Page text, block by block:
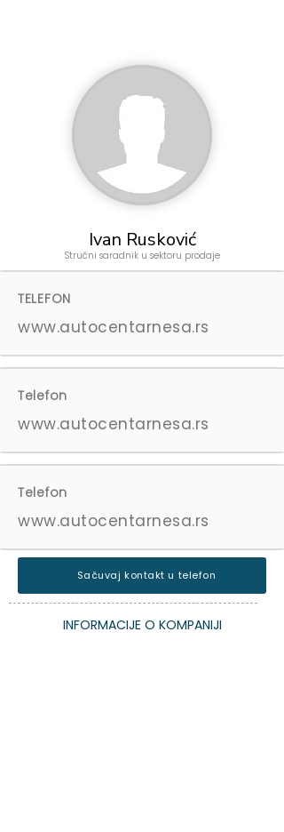
Ivan Rusković
Stručni saradnik u sektoru prodaje
TELEFON
www.autocentarnesa.rs
Telefon
www.autocentarnesa.rs
Telefon
www.autocentarnesa.rs
Sačuvaj kontakt u telefon
INFORMACIJE O KOMPANIJI